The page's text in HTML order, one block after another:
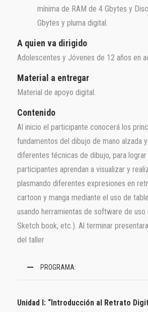
mínima de RAM de 4 Gbytes y
Gbytes y pluma digital.
A quien va dirigido
Adolescentes y Jóvenes de 12 años en
Material a entregar
Material de apoyo digital.
Contenido
Al inicio el participante conocerá los
fundamentos del dibujo de mano alzada
diferentes técnicas de dibujo, para lograr
participantes aprendan a visualizar y
plasmando diferentes expresiones en
cartoon y manga mediante el uso de
usando herramientas de software de uso
Sketch book, etc.). Al terminar
del taller
PROGRAMA:
Unidad I: “Introducción al Retrato